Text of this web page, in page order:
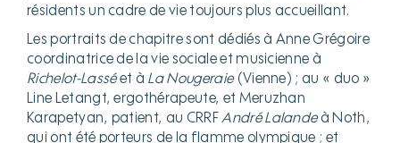
résidents un cadre de vie toujours plus accueillant.
Les portraits de chapitre sont dédiés à Anne Grégoire
coordinatrice de la vie sociale et musicienne à
Richelot-Lasséet à La Nougeraie(Vienne) ; au « duo »
Line Letangt, ergothérapeute, et Meruzhan
Karapetyan, patient, au CRRFAndré Lalandeà Noth,
qui ont été porteurs de la flamme olympique ; et